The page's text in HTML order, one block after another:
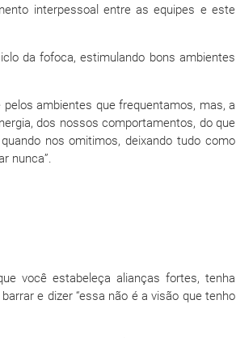
interpessoal entre as equipes e este
da fofoca, estimulando bons ambientes
ambientes que frequentamos, mas, a
dos nossos comportamentos, do que
nos omitimos, deixando tudo como
nunca”.
você estabeleça alianças fortes, tenha
e dizer “essa não é a visão que tenho